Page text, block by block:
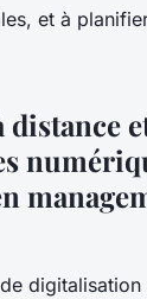
et à
distance